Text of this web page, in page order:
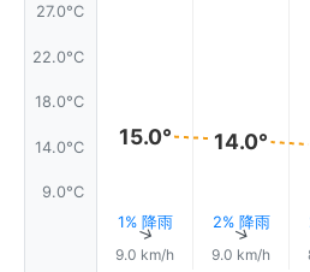
27.0°C
22.0°C
18.0°C
14.0°C
9.0°C
15.0°
1% 降雨
↑
9.0 km/h
14.0°
2% 降雨
↑
9.0 km/h